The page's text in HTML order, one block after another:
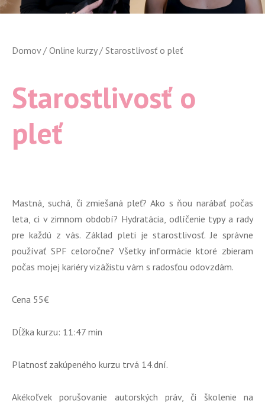
Domov/ Online kurzy/ Starostlivosť o pleť
Starostlivosť o
pleť
Mastná, suchá, či zmiešaná pleť? Ako s ňou narábať počas
leta, ci v zimnom období? Hydratácia, odlíčenie typy a rady
pre každú z vás. Základ pleti je starostlivosť. Je správne
používať SPF celoročne? Všetky informácie ktoré zbieram
počas mojej kariéry vizážistu vám s radosťou odovzdám.
Cena 55€
Dĺžka kurzu: 11:47 min
Platnosť zakúpeného kurzu trvá 14.dní.
Akékoľvek porušovanie autorských práv, či školenie na